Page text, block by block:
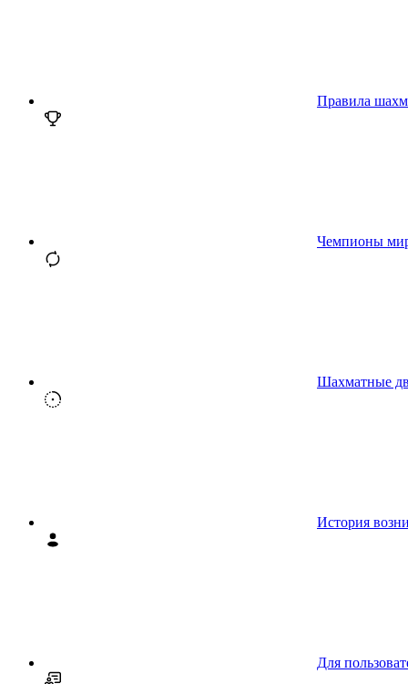
Правила
Чемпионы
Шахматные
История
Для